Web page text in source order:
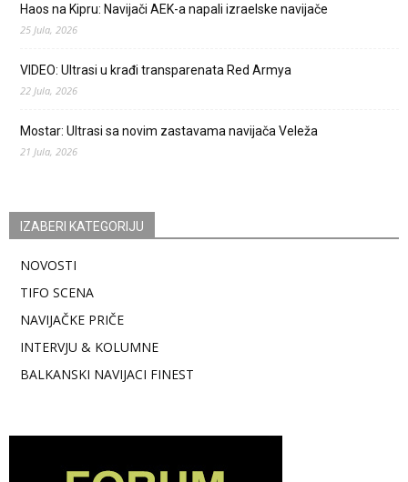
Haos na Kipru: Navijači AEK-a napali izraelske navijače
25 Jula, 2026
VIDEO: Ultrasi u krađi transparenata Red Armya
22 Jula, 2026
Mostar: Ultrasi sa novim zastavama navijača Veleža
21 Jula, 2026
IZABERI KATEGORIJU
NOVOSTI
TIFO SCENA
NAVIJAČKE PRIČE
INTERVJU & KOLUMNE
BALKANSKI NAVIJACI FINEST